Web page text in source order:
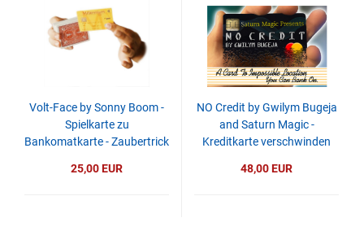
Volt-Face by Sonny Boom -
Spielkarte zu
Bankomatkarte - Zaubertrick
25,00 EUR
NO Credit by Gwilym Bugeja
and Saturn Magic -
Kreditkarte verschwinden
48,00 EUR